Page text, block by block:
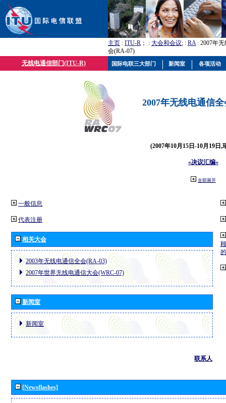
主页 : ITU-R ； : 大会和会议; : RA: 2007年
会(RA-07)
无线电通信部门(ITU-R)
2007年无线电通信
(2007年10月15日-10月19日,
«决议汇编»
全部展开
一般信息
代表注册
相关大会
2003年无线电通信全会(RA-03)
2007年世界无线电通信大会(WRC-07)
新闻室
新闻室
联系人
[Newsflashes]
国际电联三大部门 新闻室 各项活动